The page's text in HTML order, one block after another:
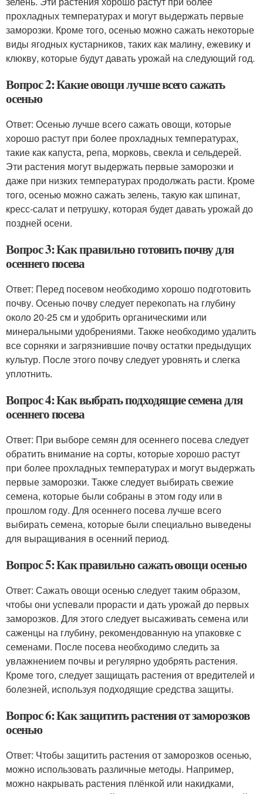
прохладных температурах и могут выдержать первые
заморозки. Кроме того, осенью можно сажать некоторые
виды ягодных кустарников, таких как малину, ежевику и
клюкву, которые будут давать урожай на следующий год.
Вопрос 2: Какие овощи лучше всего сажать
осенью
Ответ: Осенью лучше всего сажать овощи, которые
хорошо растут при более прохладных температурах,
такие как капуста, репа, морковь, свекла и сельдерей.
Эти растения могут выдержать первые заморозки и
даже при низких температурах продолжать расти. Кроме
того, осенью можно сажать зелень, такую как шпинат,
кресс-салат и петрушку, которая будет давать урожай до
поздней осени.
Вопрос 3: Как правильно готовить почву для
осеннего посева
Ответ: Перед посевом необходимо хорошо подготовить
почву. Осенью почву следует перекопать на глубину
около 20-25 см и удобрить органическими или
минеральными удобрениями. Также необходимо удалить
все сорняки и загрязнившие почву остатки предыдущих
культур. После этого почву следует уровнять и слегка
уплотнить.
Вопрос 4: Как выбрать подходящие семена для
осеннего посева
Ответ: При выборе семян для осеннего посева следует
обратить внимание на сорты, которые хорошо растут
при более прохладных температурах и могут выдержать
первые заморозки. Также следует выбирать свежие
семена, которые были собраны в этом году или в
прошлом году. Для осеннего посева лучше всего
выбирать семена, которые были специально выведены
для выращивания в осенний период.
Вопрос 5: Как правильно сажать овощи осенью
Ответ: Сажать овощи осенью следует таким образом,
чтобы они успевали прорасти и дать урожай до первых
заморозков. Для этого следует высаживать семена или
саженцы на глубину, рекомендованную на упаковке с
семенами. После посева необходимо следить за
увлажнением почвы и регулярно удобрять растения.
Кроме того, следует защищать растения от вредителей и
болезней, используя подходящие средства защиты.
Вопрос 6: Как защитить растения от заморозков
осенью
Ответ: Чтобы защитить растения от заморозков осенью,
можно использовать различные методы. Например,
можно накрывать растения плёнкой или накидками,